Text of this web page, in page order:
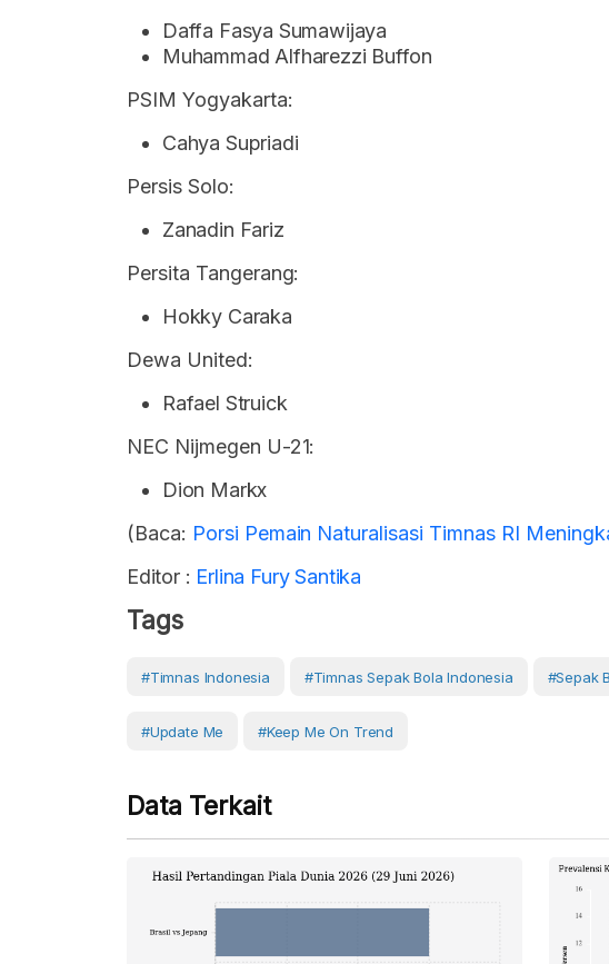
Daffa Fasya Sumawijaya
Muhammad Alfharezzi Buffon
PSIM Yogyakarta:
Cahya Supriadi
Persis Solo:
Zanadin Fariz
Persita Tangerang:
Hokky Caraka
Dewa United:
Rafael Struick
NEC Nijmegen U-21:
Dion Markx
(Baca: Porsi Pemain Naturalisasi Timnas RI
Editor : Erlina Fury Santika
Tags
#Timnas Indonesia #Timnas Sepak Bola Indonesia #Sepak
#Update Me #Keep Me On Trend
Data Terkait